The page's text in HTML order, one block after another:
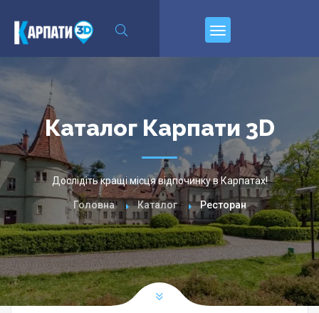
Каталог Карпати 3D
Дослідіть кращі місця відпочинку в Карпатах!
Головна Каталог Ресторан